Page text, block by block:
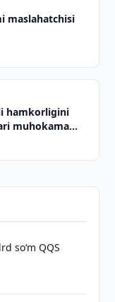
maslahatchisi
hamkorligini
muhokama
so‘m QQS